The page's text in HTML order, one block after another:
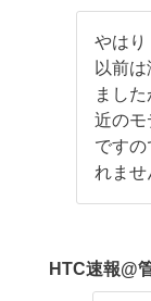
やはり
以前
まし
近のモ
です
れませ
HTC速報@